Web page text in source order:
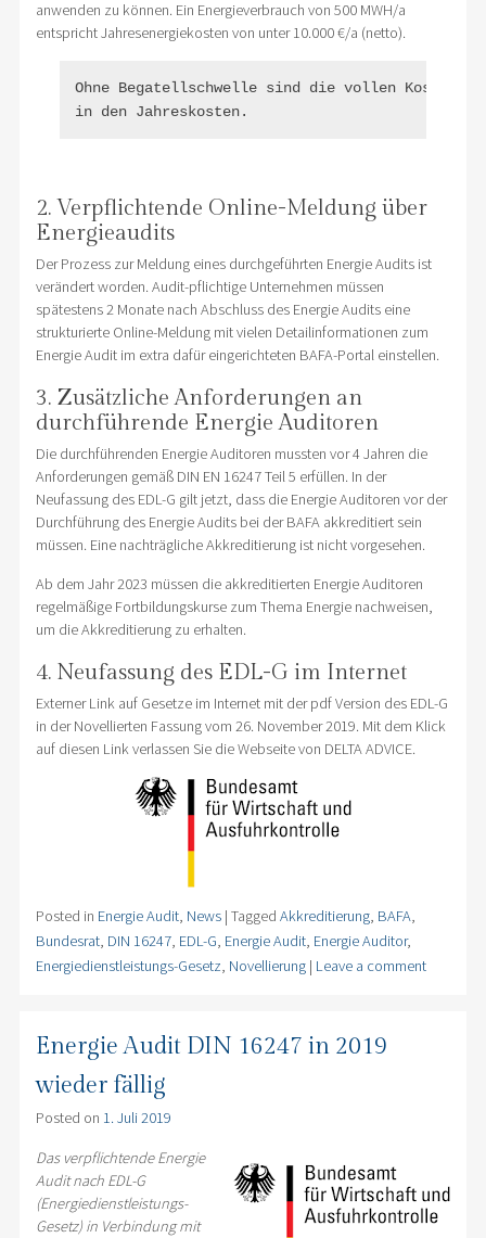
anwenden zu können. Ein Energieverbrauch von 500 MWH/a
entspricht Jahresenergiekosten von unter 10.000 €/a (netto).
Ohne Begatellschwelle sind die vollen Kosten
2. Verpflichtende Online-Meldung über
Energieaudits
Der Prozess zur Meldung eines durchgeführten Energie Audits ist
verändert worden. Audit-pflichtige Unternehmen müssen
spätestens 2 Monate nach Abschluss des Energie Audits eine
strukturierte Online-Meldung mit vielen Detailinformationen zum
Energie Audit im extra dafür eingerichteten BAFA-Portal einstellen.
3. Zusätzliche Anforderungen an
durchführende Energie Auditoren
Die durchführenden Energie Auditoren mussten vor 4 Jahren die
Anforderungen gemäß DIN EN 16247 Teil 5 erfüllen. In der
Neufassung des EDL-G gilt jetzt, dass die Energie Auditoren vor der
Durchführung des Energie Audits bei der BAFA akkreditiert sein
müssen. Eine nachträgliche Akkreditierung ist nicht vorgesehen.
Ab dem Jahr 2023 müssen die akkreditierten Energie Auditoren
regelmäßige Fortbildungskurse zum Thema Energie nachweisen,
um die Akkreditierung zu erhalten.
4. Neufassung des EDL-G im Internet
Externer Link auf Gesetze im Internet mit der pdf Version des EDL-G
in der Novellierten Fassung vom 26. November 2019. Mit dem Klick
auf diesen Link verlassen Sie die Webseite von DELTA ADVICE.
Posted in Energie Audit, News | Tagged Akkreditierung, BAFA,
Bundesrat, DIN 16247, EDL-G, Energie Audit, Energie Auditor,
Energiedienstleistungs-Gesetz, Novellierung | Leave a comment
Energie Audit DIN 16247 in 2019
wieder fällig
Posted on 1. Juli 2019
Das verpflichtende Energie
Audit nach EDL-G
(Energiedienstleistungs-
Gesetz) in Verbindung mit